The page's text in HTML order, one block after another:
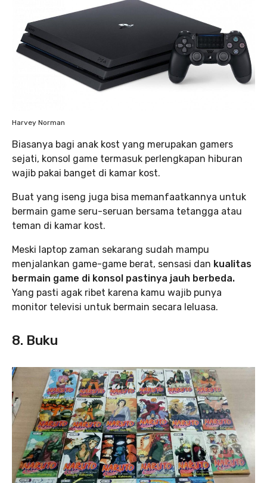
Harvey Norman
Biasanya bagi anak kost yang merupakan gamers
sejati, konsol game termasuk perlengkapan hiburan
wajib pakai banget di kamar kost.
Buat yang iseng juga bisa memanfaatkannya untuk
bermain game seru-seruan bersama tetangga atau
teman di kamar kost.
Meski laptop zaman sekarang sudah mampu
menjalankan game-game berat, sensasi dan kualitas
bermain game di konsol pastinya jauh berbeda.
Yang pasti agak ribet karena kamu wajib punya
monitor televisi untuk bermain secara leluasa.
8. Buku